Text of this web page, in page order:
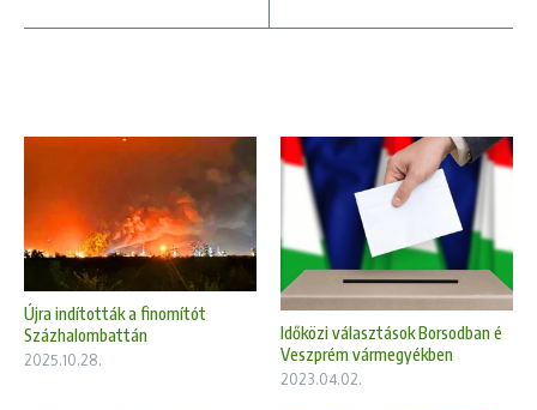
Újra indították a finomítót
Százhalombattán
2025.10.28.
Időközi választások Borsodban é
Veszprém vármegyékben
2023.04.02.